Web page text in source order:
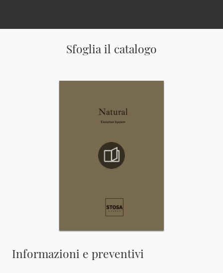
Sfoglia il catalogo
Informazioni e preventivi